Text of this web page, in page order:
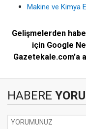
Makine ve Kimya
Gelişmelerden
için Google
Gazetekale.com'a
HABERE